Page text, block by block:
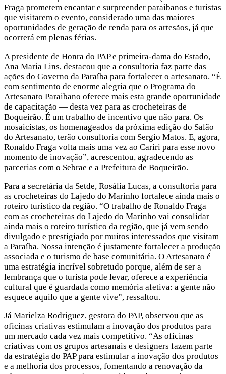
Fraga prometem encantar e surpreender paraibanos e turistas
que visitarem o evento, considerado uma das maiores
oportunidades de geração de renda para os artesãos, já que
ocorrerá em plenas férias.
A presidente de Honra do PAP e primeira-dama do Estado,
Ana Maria Lins, destacou que a consultoria faz parte das
ações do Governo da Paraíba para fortalecer o artesanato. “É
com sentimento de enorme alegria que o Programa do
Artesanato Paraibano oferece mais esta grande oportunidade
de capacitação — desta vez para as crocheteiras de
Boqueirão. É um trabalho de incentivo que não para. Os
mosaicistas, os homenageados da próxima edição do Salão
do Artesanato, terão consultoria com Sergio Matos. E, agora,
Ronaldo Fraga volta mais uma vez ao Cariri para esse novo
momento de inovação”, acrescentou, agradecendo as
parcerias com o Sebrae e a Prefeitura de Boqueirão.
Para a secretária da Setde, Rosália Lucas, a consultoria para
as crocheteiras do Lajedo do Marinho fortalece ainda mais o
roteiro turístico da região. “O trabalho de Ronaldo Fraga
com as crocheteiras do Lajedo do Marinho vai consolidar
ainda mais o roteiro turístico da região, que já vem sendo
divulgado e prestigiado por muitos interessados que visitam
a Paraíba. Nossa intenção é justamente fortalecer a produção
associada e o turismo de base comunitária. O Artesanato é
uma estratégia incrível sobretudo porque, além de ser a
lembrança que o turista pode levar, oferece a experiência
cultural que é guardada como memória afetiva: a gente não
esquece aquilo que a gente vive”, ressaltou.
Já Marielza Rodriguez, gestora do PAP, observou que as
oficinas criativas estimulam a inovação dos produtos para
um mercado cada vez mais competitivo. “As oficinas
criativas com os grupos artesanais e designers fazem parte
da estratégia do PAP para estimular a inovação dos produtos
e a melhoria dos processos, fomentando a renovação da